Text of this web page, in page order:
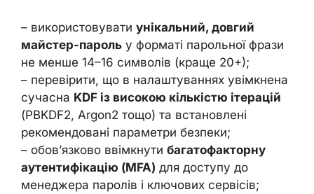
– використовувати унікальний, довгий
майстер-пароль у форматі парольної фрази
не менше 14–16 символів (краще 20+);
– перевірити, що в налаштуваннях увімкнена
сучасна KDF із високою кількістю ітерацій
(PBKDF2, Argon2 тощо) та встановлені
рекомендовані параметри безпеки;
– обов’язково ввімкнути багатофакторну
аутентифікацію (MFA) для доступу до
менеджера паролів і ключових сервісів;